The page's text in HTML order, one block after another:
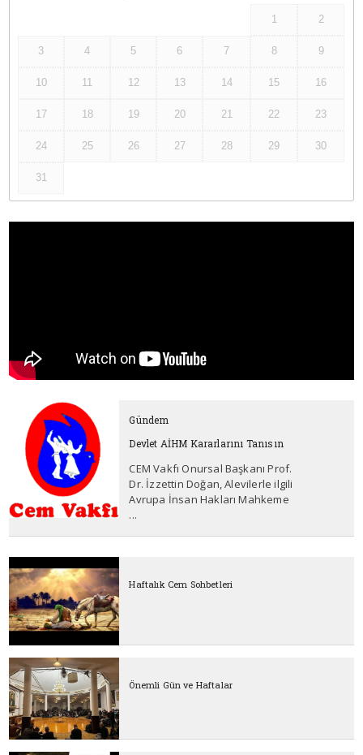
1 2
3 4 5 6 7 8 9
10 11 12 13 14 15 16
17 18 19 20 21 22 23
24 25 26 27 28 29 30
31
Gündem
Devlet AİHM Kararlarını Tanısın
CEM Vakfı Onursal Başkanı Prof.
Dr. İzzettin Doğan, Alevilerle ilgili
Avrupa İnsan Hakları Mahkeme
...
Haftalık Cem Sohbetleri
Önemli Gün ve Haftalar